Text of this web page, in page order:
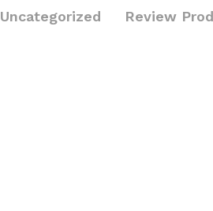
Uncategorized Review